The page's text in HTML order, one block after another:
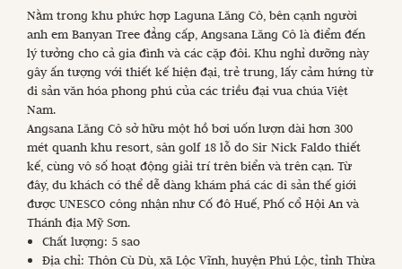
Nằm trong khu phức hợp Laguna Lăng Cô, bên cạnh người
anh em Banyan Tree đẳng cấp, Angsana Lăng Cô là điểm đến
lý tưởng cho cả gia đình và các cặp đôi. Khu nghỉ dưỡng này
gây ấn tượng với thiết kế hiện đại, trẻ trung, lấy cảm hứng từ
di sản văn hóa phong phú của các triều đại vua chúa Việt
Nam.
Angsana Lăng Cô sở hữu một hồ bơi uốn lượn dài hơn 300
mét quanh khu resort, sân golf 18 lỗ do Sir Nick Faldo thiết
kế, cùng vô số hoạt động giải trí trên biển và trên cạn. Từ
đây, du khách có thể dễ dàng khám phá các di sản thế giới
được UNESCO công nhận như Cố đô Huế, Phố cổ Hội An và
Thánh địa Mỹ Sơn.
Chất lượng: 5 sao
Địa chỉ: Thôn Cù Dù, xã Lộc Vĩnh, huyện Phú Lộc, tỉnh Thừa